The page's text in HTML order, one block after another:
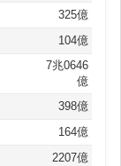
325億
104億
7兆0646
億
398億
164億
2207億